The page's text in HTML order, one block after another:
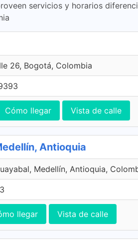
servicios y horarios
26, Bogotá, Colombia
Cómo llegar Vista de calle
Antioquia
Medellín, Antioquia,
llegar Vista de calle